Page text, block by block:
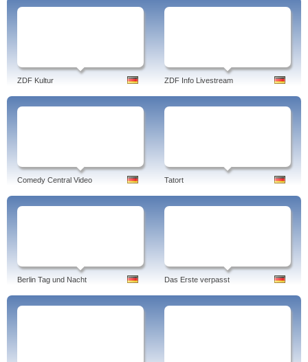
ZDF Kultur ZDF Info Livestream
Comedy Central Video Tatort
Berlin Tag und Nacht Das Erste verpasst